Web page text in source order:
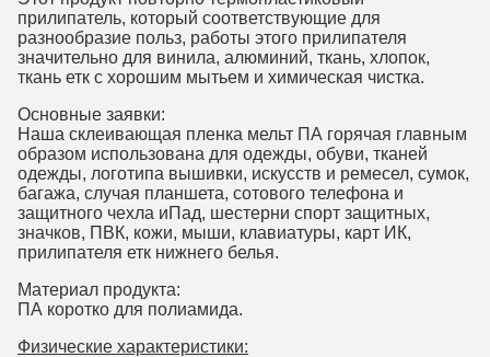
прилипатель, который соответствующие для
разнообразие польз, работы этого прилипателя
значительно для винила, алюминий, ткань, хлопок,
ткань етк с хорошим мытьем и химическая чистка.
Основные заявки:
Наша склеивающая пленка мельт ПА горячая главным
образом использована для одежды, обуви, тканей
одежды, логотипа вышивки, искусств и ремесел, сумок,
багажа, случая планшета, сотового телефона и
защитного чехла иПад, шестерни спорт защитных,
значков, ПВК, кожи, мыши, клавиатуры, карт ИК,
прилипателя етк нижнего белья.
Материал продукта:
ПА коротко для полиамида.
Физические характеристики: